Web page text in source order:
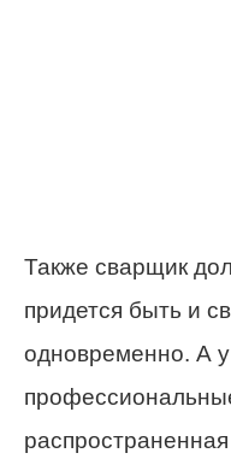
Также сварщик
придется быть и
одновременно. А